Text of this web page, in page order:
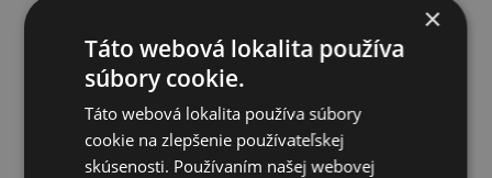
Stavebnice
Zbrane
Hudobné nástroje
×
Táto webová lokalita používa
súbory cookie.
Táto webová lokalita používa súbory
cookie na zlepšenie používateľskej
skúsenosti. Používaním našej webovej